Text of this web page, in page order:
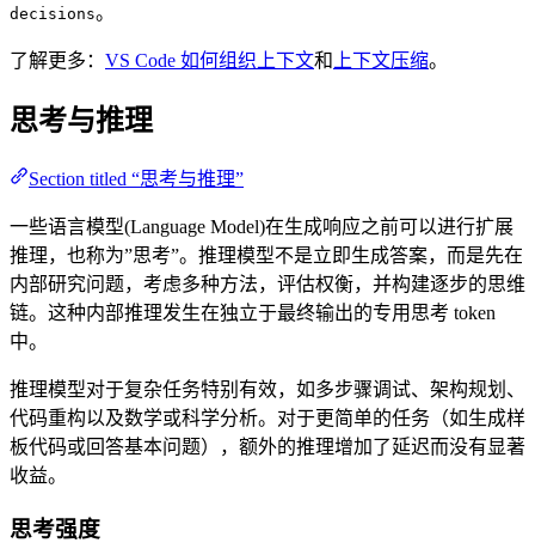
decisions。
了解更多： VS Code 如何组织上下文和 上下文压缩。
思考与推理
Section titled “思考与推理”
一些语言模型(Language Model)在生成响应之前可以进行扩展
推理，也称为”思考”。推理模型不是立即生成答案，而是先在
内部研究问题，考虑多种方法，评估权衡，并构建逐步的思维
链。这种内部推理发生在独立于最终输出的专用思考 token
中。
推理模型对于复杂任务特别有效，如多步骤调试、架构规划、
代码重构以及数学或科学分析。对于更简单的任务（如生成样
板代码或回答基本问题），额外的推理增加了延迟而没有显著
收益。
思考强度